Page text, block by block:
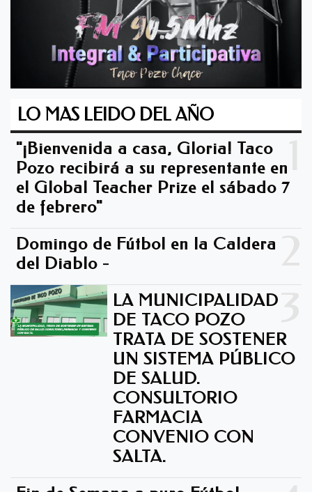
LO MAS LEIDO DEL AÑO
"¡Bienvenida a casa, Gloria! Taco
Pozo recibirá a su representante en
el Global Teacher Prize el sábado 7
de febrero"
Domingo de Fútbol en la Caldera
del Diablo -
LA MUNICIPALIDAD
DE TACO POZO
TRATA DE SOSTENER
UN SISTEMA PÚBLICO
DE SALUD.
CONSULTORIO
FARMACIA
CONVENIO CON
SALTA.